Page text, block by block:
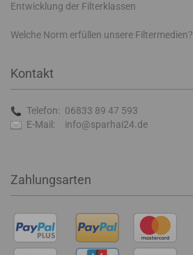
Entwicklung der Filterklassen
Welche Norm erfüllen unsere Filtermedien?
Kontakt
Telefon: 06833 89 47 593
E-Mail:
info@sparhai24.de
Zahlungsarten